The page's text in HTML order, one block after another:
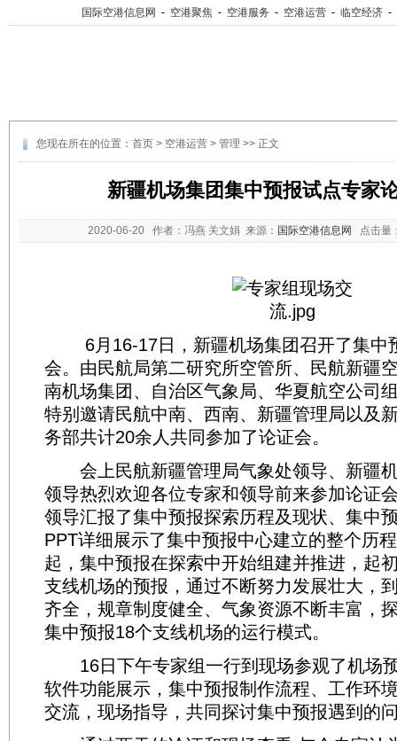
国际空港信息网 - 空港聚焦 - 空港服务 - 空港运营 - 临空经济 -
您现在所在的位置： 首页 > 空港运营 > 管理 >> 正文
新疆机场集团集中预报试点专家
2020-06-20 作者：冯燕 关文娟 来源： 国际空港信息网 点击量
6月16-17日，新疆机场集团召开了集中
会。由民航局第二研究所空管所、民航新疆
南机场集团、自治区气象局、华夏航空公司
特别邀请民航中南、西南、新疆管理局以及
务部共计20余人共同参加了论证会。
会上民航新疆管理局气象处领导、新疆
领导热烈欢迎各位专家和领导前来参加论证
领导汇报了集中预报探索历程及现状、集中
PPT详细展示了集中预报中心建立的整个历
起，集中预报在探索中开始组建并推进，起
支线机场的预报，通过不断努力发展壮大，
齐全，规章制度健全、气象资源不断丰富，
集中预报18个支线机场的运行模式。
16日下午专家组一行到现场参观了机场
软件功能展示，集中预报制作流程、工作环
交流，现场指导，共同探讨集中预报遇到的